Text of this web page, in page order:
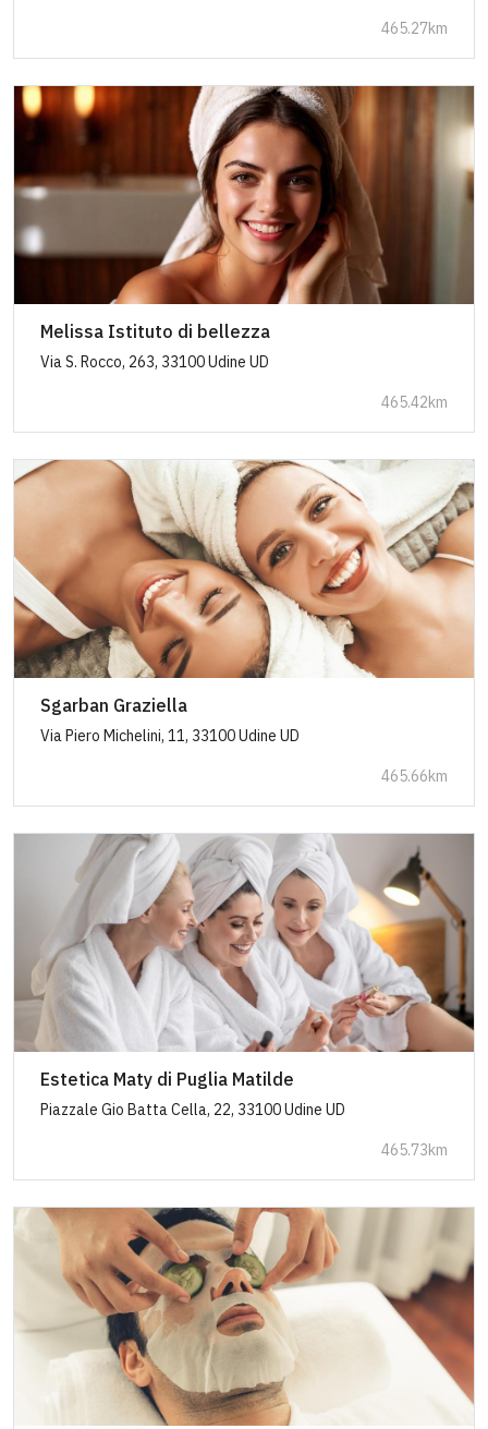
465.27km
Melissa Istituto di bellezza
Via S. Rocco, 263, 33100 Udine UD
465.42km
Sgarban Graziella
Via Piero Michelini, 11, 33100 Udine UD
465.66km
Estetica Maty di Puglia Matilde
Piazzale Gio Batta Cella, 22, 33100 Udine UD
465.73km